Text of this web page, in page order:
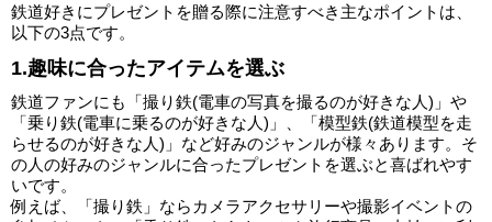
鉄道好きにプレゼントを贈る際に注意すべき主なポイントは、
以下の3点です。
1.趣味に合ったアイテムを選ぶ
鉄道ファンにも「撮り鉄(電車の写真を撮るのが好きな人)」や
「乗り鉄(電車に乗るのが好きな人)」、「模型鉄(鉄道模型を走
らせるのが好きな人)」など好みのジャンルが様々あります。そ
の人の好みのジャンルに合ったプレゼントを選ぶと喜ばれやす
いです。
例えば、「撮り鉄」ならカメラアクセサリーや撮影イベントの